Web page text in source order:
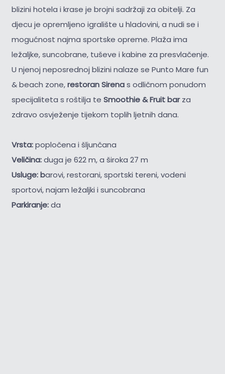
blizini hotela i krase je brojni sadržaji za obitelji. Za
djecu je opremljeno igralište u hladovini, a nudi se i
mogućnost najma sportske opreme. Plaža ima
ležaljke, suncobrane, tuševe i kabine za presvlačenje.
U njenoj neposrednoj blizini nalaze se Punto Mare fun
& beach zone,restoran Sirenas odličnom ponudom
specijaliteta s roštilja te Smoothie & Fruit barza
zdravo osvježenje tijekom toplih ljetnih dana.
Vrsta:popločena i šljunčana
Veličina:duga je 622 m, a široka 27 m
Usluge: barovi, restorani, sportski tereni, vodeni
sportovi, najam ležaljki i suncobrana
Parkiranje:da